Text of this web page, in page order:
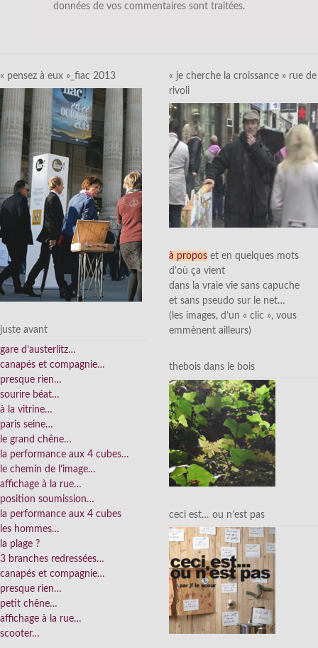
données de vos commentaires sont traitées.
« pensez à eux »_fiac 2013
juste avant
gare d’austerlitz…
canapés et compagnie…
presque rien…
sourire béat…
à la vitrine…
paris seine…
le grand chêne…
la performance aux 4 cubes…
le chemin de l’image…
affichage à la rue…
position soumission…
la performance aux 4 cubes
les hommes…
la plage ?
3 branches redressées…
canapés et compagnie…
presque rien…
petit chêne…
affichage à la rue…
scooter…
« je cherche la croissance » rue de
rivoli
à propos et en quelques mots
d’où ça vient
dans la vraie vie sans capuche
et sans pseudo sur le net…
(les images, d’un « clic », vous
emmènent ailleurs)
thebois dans le bois
ceci est… ou n’est pas